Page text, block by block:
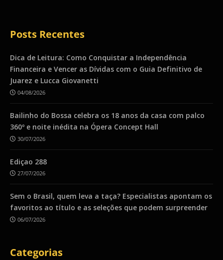
Posts Recentes
Dica de Leitura: Como Conquistar a Independência
Financeira e Vencer as Dívidas com o Guia Definitivo de
Juarez e Lucca Giovanetti
04/08/2026
Bailinho do Bossa celebra os 18 anos da casa com palco
360º e noite inédita na Ópera Concept Hall
30/07/2026
Ediçao 288
27/07/2026
Sem o Brasil, quem leva a taça? Especialistas apontam os
favoritos ao título e as seleções que podem surpreender
06/07/2026
Categorias